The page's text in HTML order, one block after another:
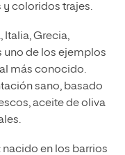
y coloridos trajes.
Italia, Grecia,
uno de los ejemplos
más conocido.
sano, basado
aceite de oliva
nacido en los barrios